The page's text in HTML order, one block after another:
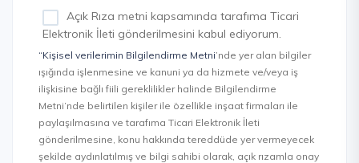
Açık Rıza metni kapsamında tarafıma Ticari
Elektronik İleti gönderilmesini kabul ediyorum.
“Kişisel verilerimin Bilgilendirme Metni’nde yer alan bilgiler
ışığında işlenmesine ve kanuni ya da hizmete ve/veya iş
ilişkisine bağlı fiili gereklilikler halinde Bilgilendirme
Metni’nde belirtilen kişiler ile özellikle inşaat firmaları ile
paylaşılmasına ve tarafıma Ticari Elektronik İleti
gönderilmesine, konu hakkında tereddüde yer vermeyecek
şekilde aydınlatılmış ve bilgi sahibi olarak, açık rızamla onay